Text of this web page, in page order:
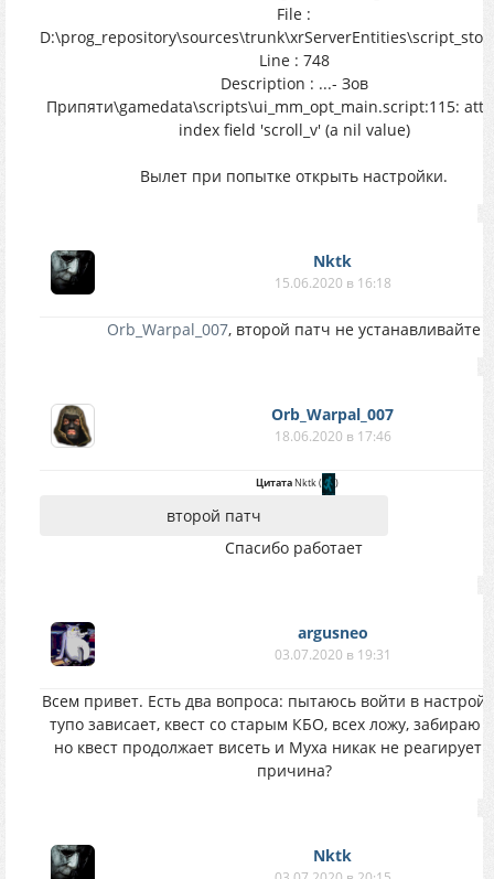
File :
Line : 748
Description : ...- Зов
Припяти\gamedata\scripts\ui_mm_opt_main.script:115:
index field 'scroll_v' (a nil value)
Вылет при попытке открыть настройки.
Nktk
15.06.2020 в 16:18
Orb_Warpal_007, второй патч не устанавливайте
Orb_Warpal_007
18.06.2020 в 17:46
ЦитатаNktk( )
второй патч
Спасибо работает
argusneo
03.07.2020 в 19:31
Всем привет. Есть два вопроса: пытаюсь войти в
тупо зависает, квест со старым КБО, всех ложу, забираю
но квест продолжает висеть и Муха никак не реагирует.
причина?
Nktk